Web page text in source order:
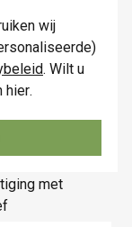
wij
. Wilt u
hier.
met